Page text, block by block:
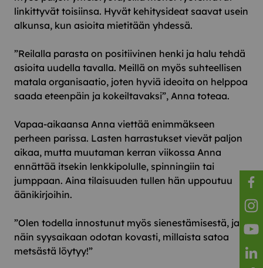
linkittyvät toisiinsa. Hyvät kehitysideat saavat usein
alkunsa, kun asioita mietitään yhdessä.
”Reilalla parasta on positiivinen henki ja halu tehdä
asioita uudella tavalla. Meillä on myös suhteellisen
matala organisaatio, joten hyviä ideoita on helppoa
saada eteenpäin ja kokeiltavaksi”, Anna toteaa.
Vapaa-aikaansa Anna viettää enimmäkseen
perheen parissa. Lasten harrastukset vievät paljon
aikaa, mutta muutaman kerran viikossa Anna
ennättää itsekin lenkkipolulle, spinningiin tai
jumppaan. Aina tilaisuuden tullen hän uppoutuu
äänikirjoihin.
”Olen todella innostunut myös sienestämisestä, ja
näin syysaikaan odotan kovasti, millaista satoa
metsästä löytyy!”